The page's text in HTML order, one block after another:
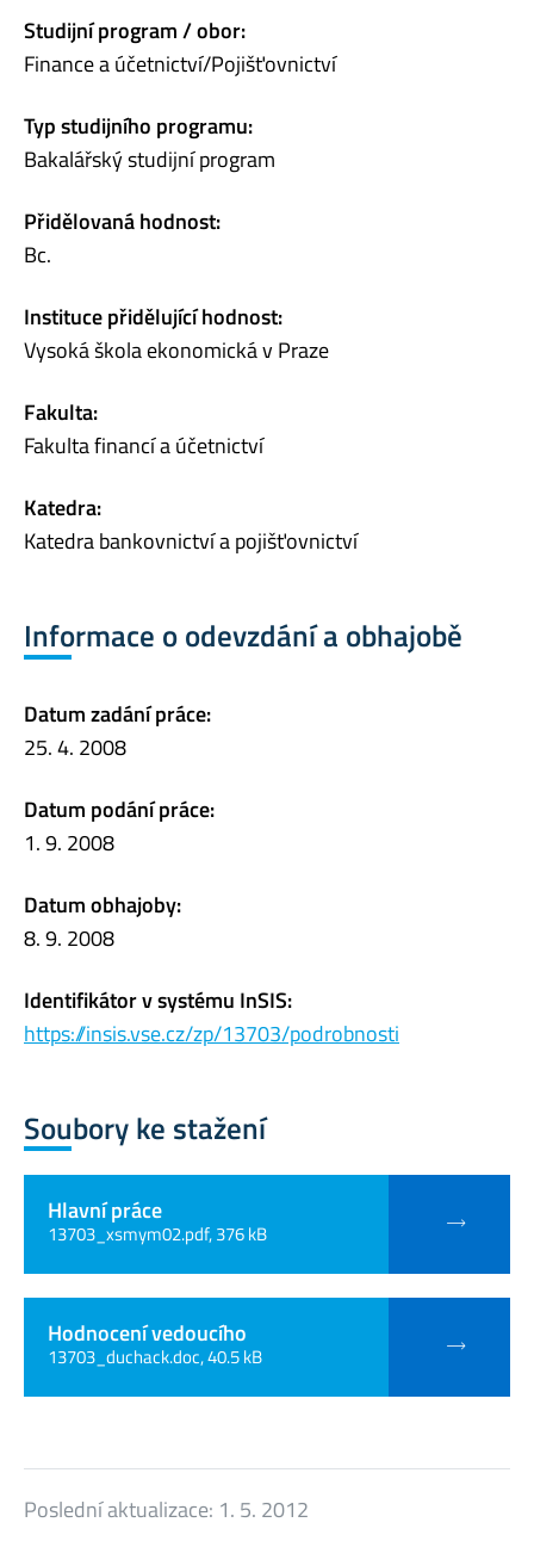
Studijní program / obor:
Finance a účetnictví/Pojišťovnictví
Typ studijního programu:
Bakalářský studijní program
Přidělovaná hodnost:
Bc.
Instituce přidělující hodnost:
Vysoká škola ekonomická v Praze
Fakulta:
Fakulta financí a účetnictví
Katedra:
Katedra bankovnictví a pojišťovnictví
Informace o odevzdání a obhajobě
Datum zadání práce:
25. 4. 2008
Datum podání práce:
1. 9. 2008
Datum obhajoby:
8. 9. 2008
Identifikátor v systému InSIS:
https://insis.vse.cz/zp/13703/podrobnosti
Soubory ke stažení
Hlavní práce
13703_xsmym02.pdf, 376 kB
Hodnocení vedoucího
13703_duchack.doc, 40.5 kB
Poslední aktualizace: 1. 5. 2012